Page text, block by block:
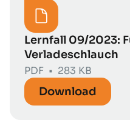
Lernfall 09/2023:
Verladeschlauch
PDF • 283 KB
Download